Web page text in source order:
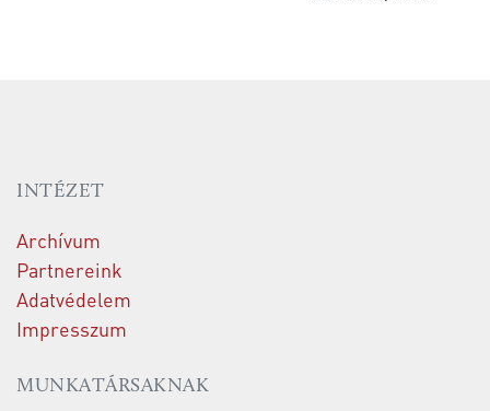
INTÉZET
Archívum
Partnereink
Adatvédelem
Impresszum
MUNKATÁRSAKNAK